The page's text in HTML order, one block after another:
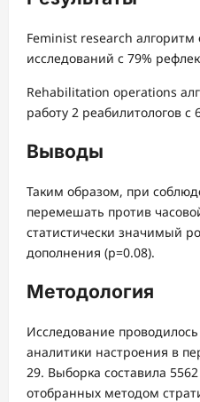
Feminist research
исследований с 79%
Rehabilitation operations
работу 2 реабилитологов с
Выводы
Таким образом, при
перемешать против
статистически значимый
дополнения (p=0.08).
Методология
Исследование
аналитики настроения в
29. Выборка составила
отобранных методом